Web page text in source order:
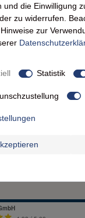
5
von
5
und die Einwilligung
zu widerrufen.
zur
Statistik